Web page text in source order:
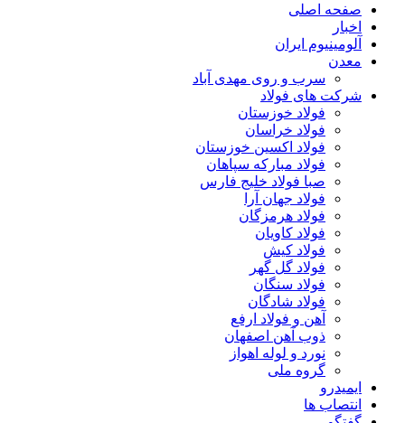
صفحه اصلی
اخبار
آلومینیوم ایران
معدن
سرب و روی مهدی آباد
شرکت های فولاد
فولاد خوزستان
فولاد خراسان
فولاد اکسین خوزستان
فولاد مبارکه سپاهان
صبا فولاد خلیج فارس
فولاد جهان آرا
فولاد هرمزگان
فولاد کاویان
فولاد کیش
فولاد گل گهر
فولاد سنگان
فولاد شادگان
آهن و فولاد ارفع
ذوب آهن اصفهان
نورد و لوله اهواز
گروه ملی
ایمیدرو
انتصاب ها